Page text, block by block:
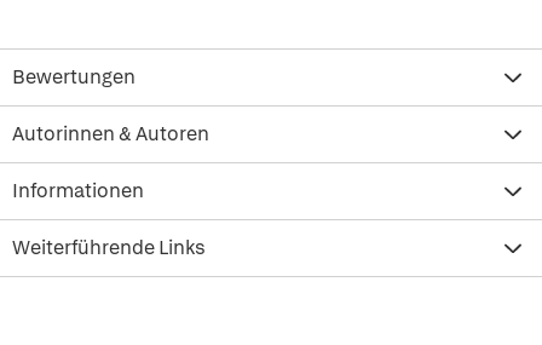
Bewertungen
Autorinnen & Autoren
Informationen
Weiterführende Links